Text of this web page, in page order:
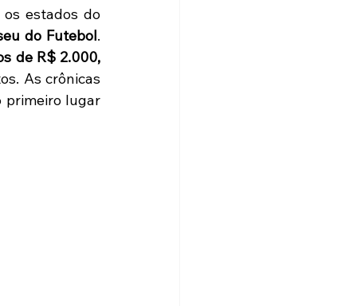
estados do
do Futebol.
de R$ 2.000,
As crônicas
primeiro lugar